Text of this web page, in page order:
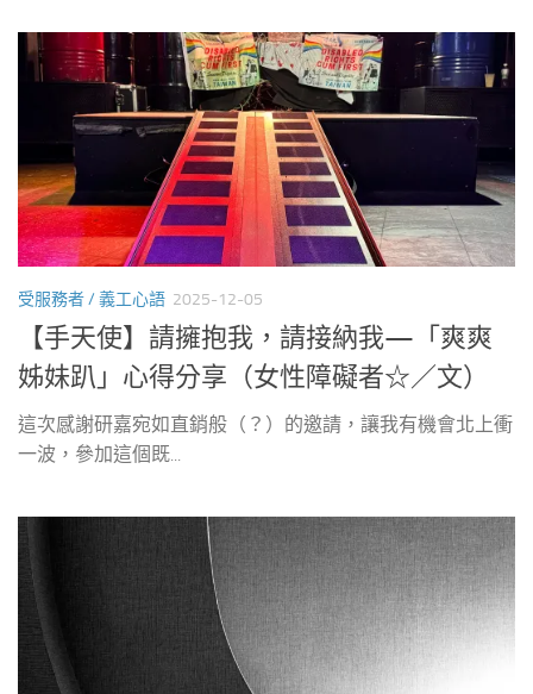
受服務者 / 義工心語 2025-12-05
【手天使】請擁抱我，請接納我—「爽爽
姊妹趴」心得分享（女性障礙者☆／文）
這次感謝研嘉宛如直銷般（？）的邀請，讓我有機會北上衝
一波，參加這個既...